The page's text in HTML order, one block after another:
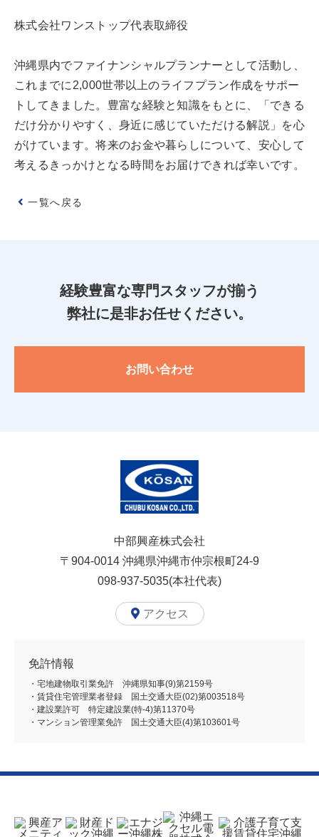
株式会社ワンストップ代表取締役
沖縄県内でファイナンシャルプランナーとして活動し、
これまでに2,000世帯以上のライフプラン作成をサポー
トしてきました。豊富な経験と知識をもとに、「できる
だけ分かりやすく、身近に感じていただける解説」を心
がけています。将来のお金や暮らしについて、安心して
考えるきっかけとなる時間をお届けできれば幸いです。
一覧へ戻る
経験豊富な専門スタッフが揃う
弊社に是非お任せください。
お問い合わせ
中部興産株式会社
〒904-0014 沖縄県沖縄市仲宗根町24-9
098-937-5035(本社代表)
アクセス
免許情報
・宅地建物取引業免許 沖縄県知事(9)第2159号
・賃貸住宅管理業者登録 国土交通大臣(02)第003518号
・建設業許可 特定建設業(特-4)第11370号
・マンション管理業免許 国土交通大臣(4)第103601号